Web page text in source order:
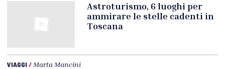
Astroturismo, 6 luoghi per
ammirare le stelle cadenti in
Toscana
VIAGGI / Marta Mancini